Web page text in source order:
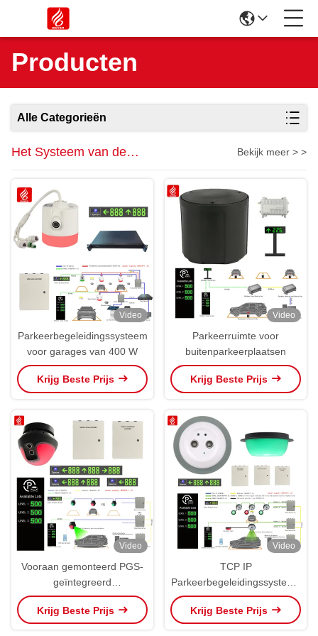
Producten
Alle Categorieën
Het Systeem van de
parkerenbegeleiding
Bekijk meer > >
Video
Parkeerbegeleidingssysteem
voor garages van 400 W
Krijg Beste Prijs
Video
Parkeerruimte voor
buitenparkeerplaatsen
Krijg Beste Prijs
Video
Vooraan gemonteerd PGS-
geïntegreerd
parkeerbegeleidingssysteem
met ultrasone werking
Krijg Beste Prijs
Video
TCP IP
Parkeerbegeleidingssysteem
Split Type Ultrasone PGS
Detector Sensor
Krijg Beste Prijs